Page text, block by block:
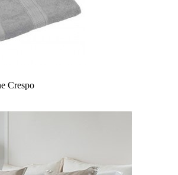
Crespo